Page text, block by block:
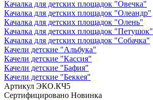
Качалка для детских площадок "Овечка"
Качалка для детских площадок "Олеандр"
Качалка для детских площадок "Олень"
Качалка для детских площадок "Петушок"
Качалка для детских площадок "Собачка"
Качели детские "Альбука"
Качели детские "Кассия"
Качели детские "Бафия"
Качели детские "Беккея"
Артикул ЭКО.КЧ5
Сертифицировано Новинка